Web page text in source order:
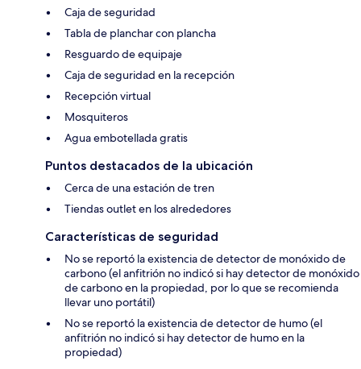
Caja de seguridad
Tabla de planchar con plancha
Resguardo de equipaje
Caja de seguridad en la recepción
Recepción virtual
Mosquiteros
Agua embotellada gratis
Puntos destacados de la ubicación
Cerca de una estación de tren
Tiendas outlet en los alrededores
Características de seguridad
No se reportó la existencia de detector de monóxido de
carbono (el anfitrión no indicó si hay detector de monóxido
de carbono en la propiedad, por lo que se recomienda
llevar uno portátil)
No se reportó la existencia de detector de humo (el
anfitrión no indicó si hay detector de humo en la
propiedad)